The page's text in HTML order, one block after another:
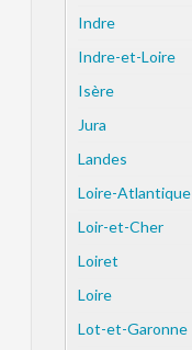
Indre
Indre-et-Loire
Isère
Jura
Landes
Loire-Atlantique
Loir-et-Cher
Loiret
Loire
Lot-et-Garonne